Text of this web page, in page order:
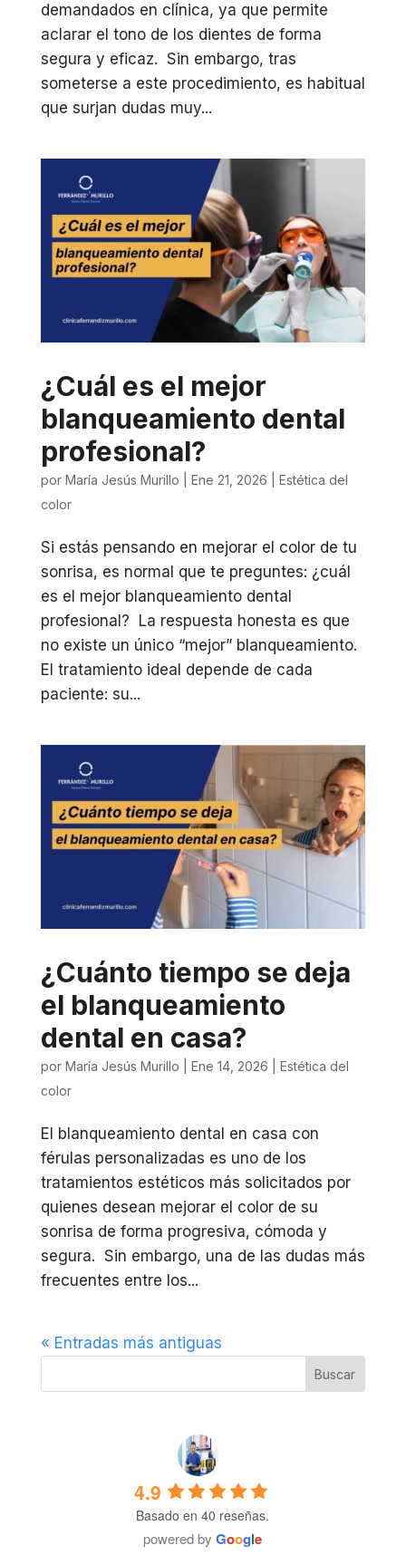
demandados en clínica, ya que permite
aclarar el tono de los dientes de forma
segura y eficaz. Sin embargo, tras
someterse a este procedimiento, es habitual
que surjan dudas muy...
¿Cuál es el mejor
blanqueamiento dental
profesional?
por María Jesús Murillo Ene 21, 2026
Estética del
color
Si estás pensando en mejorar el color de tu
sonrisa, es normal que te preguntes: ¿cuál
es el mejor blanqueamiento dental
profesional? La respuesta honesta es que
no existe un único “mejor” blanqueamiento.
El tratamiento ideal depende de cada
paciente: su...
¿Cuánto tiempo se deja
el blanqueamiento
dental en casa?
por María Jesús Murillo Ene 14, 2026
Estética del
color
El blanqueamiento dental en casa con
férulas personalizadas es uno de los
tratamientos estéticos más solicitados por
quienes desean mejorar el color de su
sonrisa de forma progresiva, cómoda y
segura. Sin embargo, una de las dudas más
frecuentes entre los...
« Entradas más antiguas
4.9
Basado en 40 reseñas.
powered byGoogle